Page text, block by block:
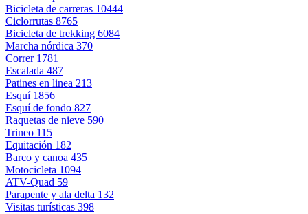
Bicicleta de carreras 10444
Ciclorrutas 8765
Bicicleta de trekking 6084
Marcha nórdica 370
Correr 1781
Escalada 487
Patines en linea 213
Esquí 1856
Esquí de fondo 827
Raquetas de nieve 590
Trineo 115
Equitación 182
Barco y canoa 435
Motocicleta 1094
ATV-Quad 59
Parapente y ala delta 132
Visitas turísticas 398